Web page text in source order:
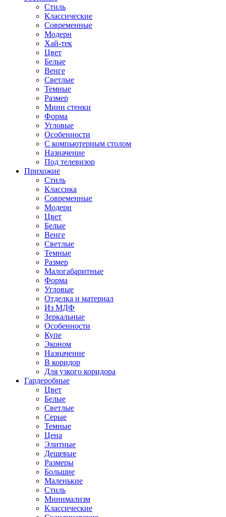
Стиль
Классические
Современные
Модерн
Хай-тек
Цвет
Белые
Венге
Светлые
Темные
Размер
Мини стенки
Форма
Угловые
Особенности
С компьютерным столом
Назначение
Под телевизор
Прихожие
Стиль
Классика
Современные
Модерн
Цвет
Белые
Венге
Светлые
Темные
Размер
Малогабаритные
Форма
Угловые
Отделка и материал
Из МДФ
Зеркальные
Особенности
Купе
Эконом
Назначение
В коридор
Для узкого коридора
Гардеробные
Цвет
Белые
Светлые
Серые
Темные
Цена
Элитные
Дешевые
Размеры
Большие
Маленькие
Стиль
Минимализм
Классические